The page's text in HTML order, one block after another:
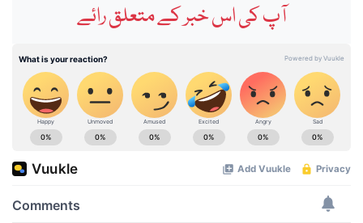
آپ کی اس خبر کے متعلق رائے